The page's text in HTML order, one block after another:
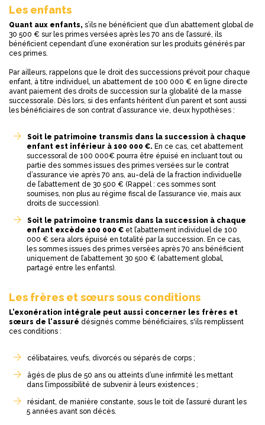
Les enfants
Quant aux enfants, s’ils ne bénéficient que d’un abattement global de
30 500 € sur les primes versées après les 70 ans de l’assuré, ils
bénéficient cependant d’une exonération sur les produits générés par
ces primes.
Par ailleurs, rappelons que le droit des successions prévoit pour chaque
enfant, à titre individuel, un abattement de 100 000 € en ligne directe
avant paiement des droits de succession sur la globalité de la masse
successorale. Dès lors, si des enfants héritent d’un parent et sont aussi
les bénéficiaires de son contrat d’assurance vie, deux hypothèses :
Soit le patrimoine transmis dans la succession à chaque
enfant est inférieur à 100 000 €. En ce cas, cet abattement
successoral de 100 000€ pourra être épuisé en incluant tout ou
partie des sommes issues des primes versées sur le contrat
d’assurance vie après 70 ans, au-delà de la fraction individuelle
de l’abattement de 30 500 € (Rappel : ces sommes sont
soumises, non plus au régime fiscal de l’assurance vie, mais aux
droits de succession).
Soit le patrimoine transmis dans la succession à chaque
enfant excède 100 000 € et l’abattement individuel de 100
000 € sera alors épuisé en totalité par la succession. En ce cas,
les sommes issues des primes versées après 70 ans bénéficient
uniquement de l’abattement 30 500 € (abattement global,
partagé entre les enfants).
Les frères et sœurs sous conditions
L’exonération intégrale peut aussi concerner les frères et
sœurs de l'assuré désignés comme bénéficiaires, s'ils remplissent
ces conditions :
célibataires, veufs, divorcés ou séparés de corps ;
âgés de plus de 50 ans ou atteints d’une infirmité les mettant
dans l’impossibilité de subvenir à leurs existences ;
résidant, de manière constante, sous le toit de l’assuré durant les
5 années avant son décès.